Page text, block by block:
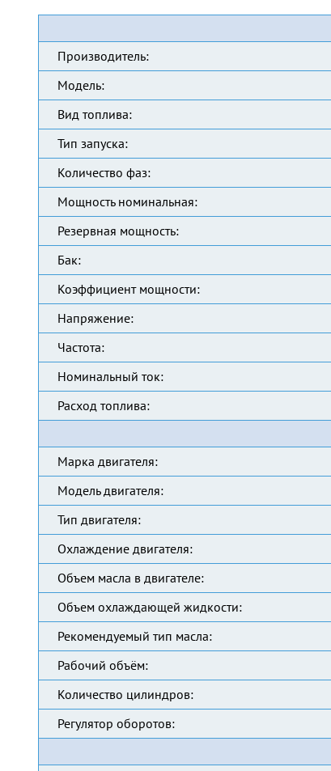
Производитель:
Модель:
Вид топлива:
Тип запуска:
Количество фаз:
Мощность номинальная:
Резервная мощность:
Бак:
Коэффициент мощности:
Напряжение:
Частота:
Номинальный ток:
Расход топлива:
Марка двигателя:
Модель двигателя:
Тип двигателя:
Охлаждение двигателя:
Объем масла в двигателе:
Объем охлаждающей жидкости:
Рекомендуемый тип масла:
Рабочий объём:
Количество цилиндров:
Регулятор оборотов: